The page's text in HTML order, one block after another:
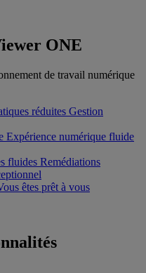
ONE
de travail numérique
réduites Gestion
Expérience numérique fluide
fluides Remédiations
êtes prêt à vous